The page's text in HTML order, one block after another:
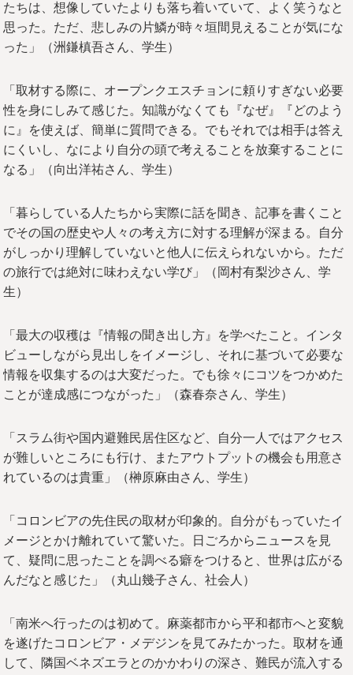
たちは、想像していたよりも落ち着いていて、よく笑うなと
思った。ただ、悲しみの片鱗が時々垣間見えることが気にな
った」（洲鎌槙吾さん、学生）
「取材する際に、オープンクエスチョンに頼りすぎない必要
性を身にしみて感じた。知識がなくても『なぜ』『どのよう
に』を使えば、簡単に質問できる。でもそれでは相手は答え
にくいし、なにより自分の頭で考えることを放棄することに
なる」（向出洋祐さん、学生）
「暮らしている人たちから実際に話を聞き、記事を書くこと
でその国の歴史や人々の考え方に対する理解が深まる。自分
がしっかり理解していないと他人に伝えられないから。ただ
の旅行では絶対に味わえない学び」（岡村有梨沙さん、学
生）
「最大の収穫は『情報の聞き出し方』を学べたこと。インタ
ビューしながら見出しをイメージし、それに基づいて必要な
情報を収集するのは大変だった。でも徐々にコツをつかめた
ことが達成感につながった」（森春奈さん、学生）
「スラム街や国内避難民居住区など、自分一人ではアクセス
が難しいところにも行け、またアウトプットの機会も用意さ
れているのは貴重」（榊原麻由さん、学生）
「コロンビアの先住民の取材が印象的。自分がもっていたイ
メージとかけ離れていて驚いた。日ごろからニュースを見
て、疑問に思ったことを調べる癖をつけると、世界は広がる
んだなと感じた」（丸山幾子さん、社会人）
「南米へ行ったのは初めて。麻薬都市から平和都市へと変貌
を遂げたコロンビア・メデジンを見てみたかった。取材を通
して、隣国ベネズエラとのかかわりの深さ、難民が流入する